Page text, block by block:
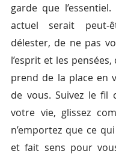
garde que
actuel serait peut-
délester, de ne pas
l’esprit et les
prend de la place en
de vous. Suivez le fil
votre vie, glissez
n’emportez que ce
et fait sens pour